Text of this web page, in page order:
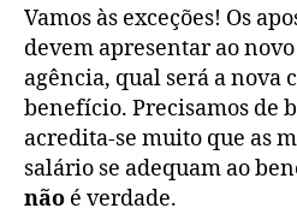
Vamos às exceções! Os
devem apresentar ao
agência, qual será a nova
benefício. Precisamos de
acredita-se muito que as
salário se adequam ao
não é verdade.